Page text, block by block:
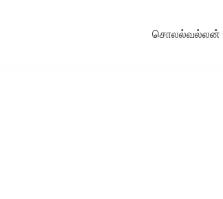
சொலல்வல்லன்